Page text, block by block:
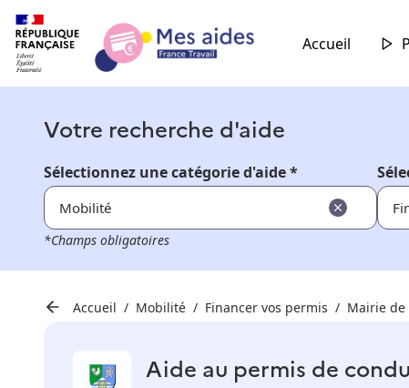
Accueil
Votre recherche d'aide
Sélectionnez une catégorie d'aide *
Mobilité
*Champs obligatoires
Accueil Mobilité Financer vos permis Mairie
Aide au permis de